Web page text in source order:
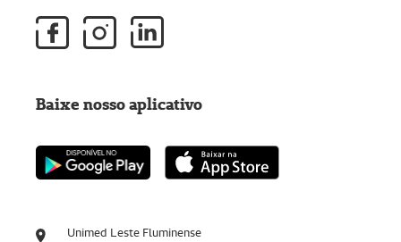
Unimed Leste Fluminense
Baixe nosso aplicativo